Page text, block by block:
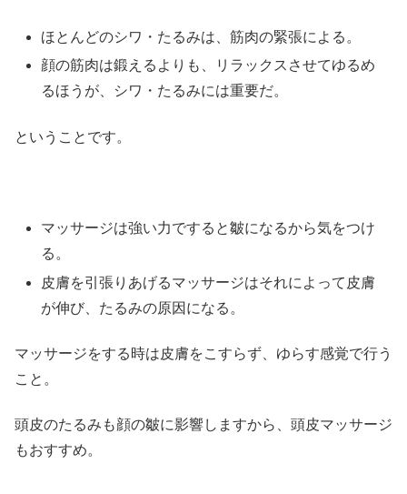
ほとんどのシワ・たるみは、筋肉の緊張による。
顔の筋肉は鍛えるよりも、リラックスさせてゆるめ
るほうが、シワ・たるみには重要だ。
ということです。
マッサージは強い力ですると皺になるから気をつけ
る。
皮膚を引張りあげるマッサージはそれによって皮膚
が伸び、たるみの原因になる。
マッサージをする時は皮膚をこすらず、ゆらす感覚で行う
こと。
頭皮のたるみも顔の皺に影響しますから、頭皮マッサージ
もおすすめ。